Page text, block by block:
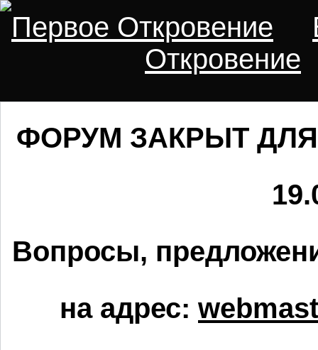
Первое Откровение
Откровение
ФОРУМ ЗАКРЫТ
Вопросы,
на адрес: